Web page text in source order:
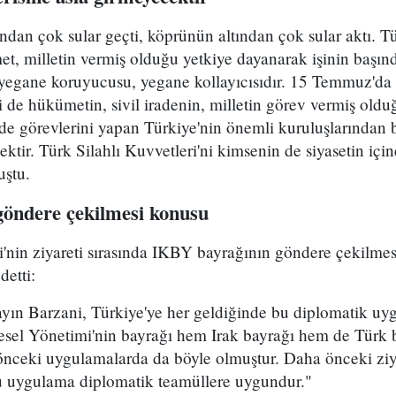
çok sular geçti, köprünün altından çok sular aktı.
milletin vermiş olduğu yetkiye dayanarak işinin
koruyucusu, yegane kollayıcısıdır. 15
de hükümetin, sivil iradenin, milletin görev vermiş
görevlerini yapan Türkiye'nin önemli kuruluşlarından
Türk Silahlı Kuvvetleri'ni kimsenin de siyasetin
çekilmesi konusu
ziyareti sırasında IKBY bayrağının göndere
Barzani, Türkiye'ye her geldiğinde bu diplomatik
Yönetimi'nin bayrağı hem Irak bayrağı hem de Türk
önceki uygulamalarda da böyle olmuştur. Daha önceki
uygulama diplomatik teamüllere uygundur."